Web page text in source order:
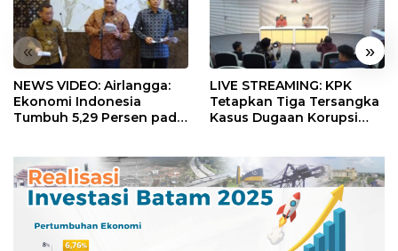
« »
NEWS VIDEO: Airlangga:
Ekonomi Indonesia
Tumbuh 5,29 Persen pada
LIVE STREAMING: KPK
Tetapkan Tiga Tersangka
Kasus Dugaan Korupsi